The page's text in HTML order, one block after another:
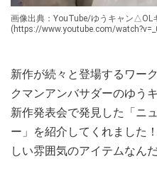
画像出典：YouTube/ゆうキャン△OL
(https://www.youtube.com/
新作が続々と登場するワー
クマンアンバサダーのゆう
新作発表会で発見した「ニ
ー」を紹介してくれました
しい雰囲気のアイテムなん